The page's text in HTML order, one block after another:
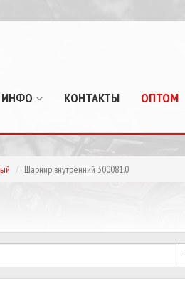
ИНФО КОНТАКТЫ ОПТОМ
Шарнир внутренний 300081.0